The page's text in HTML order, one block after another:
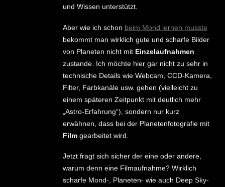
und Wissen unterstützt.
Aber wie ich schon beim Mond lernen musste
bekommt man wirklich gute und scharfe Bilder
von Planeten nicht mit Einzelaufnahmen
zustande. Ich möchte hier gar nicht zu sehr in
technische Details wie Webcam, CCD-Kamera,
Filter, Farbkanäle usw. gehen (vielleicht zu
einem späteren Zeitpunkt mit deutlich mehr
„Astro-Erfahrung“), sondern nur kurz
erwähnen, dass bei der Planetenfotografie mit
Filmgearbeitet wird.
Jetzt fragt sich sicher der eine oder andere,
warum denn eine Filmaufnahme? Wirklich
scharfe Mond-, Planeten- wie auch Deep Sky-